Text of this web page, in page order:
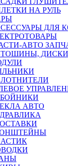
НА РУЛЬ
ДЛЯ
АВТО